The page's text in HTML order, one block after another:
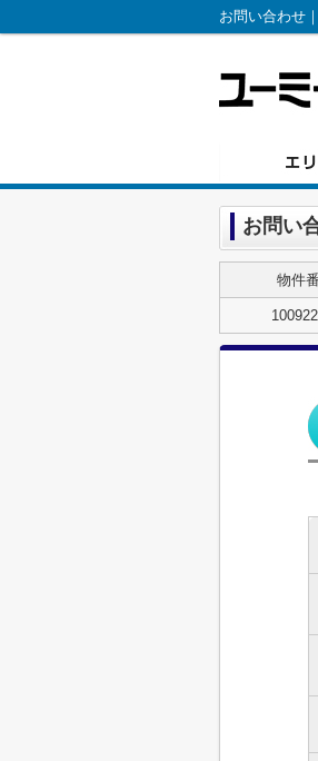
お問い合わせ
お問い
物件